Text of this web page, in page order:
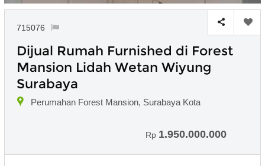
715076
Dijual Rumah Furnished di Forest
Mansion Lidah Wetan Wiyung
Surabaya
Perumahan Forest Mansion, Surabaya Kota
Rp 1.950.000.000